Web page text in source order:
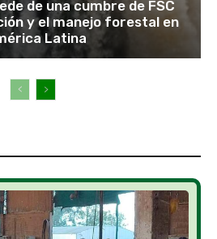
de una cumbre de FSC
y el manejo forestal en
Latina